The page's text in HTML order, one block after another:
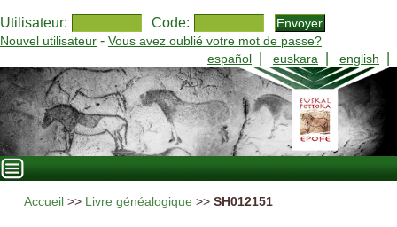
Utilisateur: Code:
Nouvel utilisateur - Vous avez oublié votre mot de passe?
español
euskara english
Accueil >> Livre généalogique >> SH012151